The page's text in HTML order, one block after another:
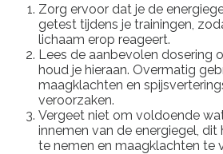
Zorg ervoor dat je de
getest tijdens je trainingen,
lichaam erop reageert.
Lees de aanbevolen dosering
houd je hieraan. Overmatig
maagklachten en
veroorzaken.
Vergeet niet om voldoende
innemen van de energiegel,
te nemen en maagklachten te